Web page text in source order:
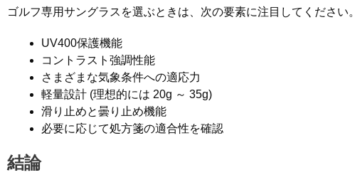
ゴルフ専用サングラスを選ぶときは、次の要素に注目してください。
UV400保護機能
コントラスト強調性能
さまざまな気象条件への適応力
軽量設計 (理想的には 20g ～ 35g)
滑り止めと曇り止め機能
必要に応じて処方箋の適合性を確認
結論